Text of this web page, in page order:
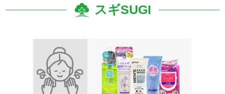
スギSUGI